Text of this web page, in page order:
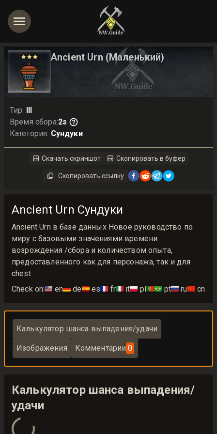
Ancient Urn (Маленький)
Тир: III
Время сбора:2s
Категория: Сундуки
Скачать скриншот Скопировать в буфер
Скопировать ссылку
Ancient Urn Сундуки
Ancient Urn в базе данных Новое руководство по
миру с базовыми значениями времени
возрождения /сбора и количеством опыта,
предоставленного как для персонажа, так и для
chest
Check on:🇺🇸 en🇩🇪 de🇪🇸 es🇫🇷 fr🇮🇹 it🇵🇱 pl🇵🇹🇧🇷 pt🇷🇺 ru🇨🇳 cn
Калькулятор шанса выпадения/удачи
Изображения Комментарии 0
Калькулятор шанса выпадения/
удачи